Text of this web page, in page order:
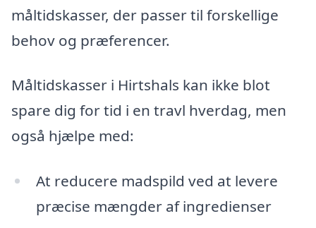
måltidskasser, der passer til forskellige
behov og præferencer.
Måltidskasser i Hirtshals kan ikke blot
spare dig for tid i en travl hverdag, men
også hjælpe med:
At reducere madspild ved at levere
præcise mængder af ingredienser